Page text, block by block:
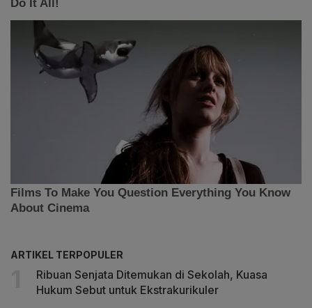
ARTIKEL TERPOPULER
Ribuan Senjata Ditemukan di Sekolah, Kuasa
Hukum Sebut untuk Ekstrakurikuler